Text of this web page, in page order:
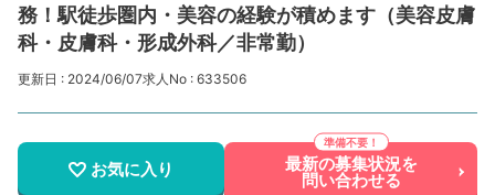
務！駅徒歩圏内・美容の経験が積めます（美容皮膚
科・皮膚科・形成外科／非常勤）
更新日 : 2024/06/07求人No : 633506
お気に入り 最新の募集状況を
問い合わせる